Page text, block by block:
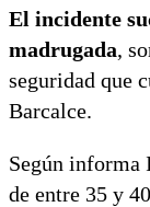
El incidente
madrugada,
seguridad que
Barcalce.
Según informa
de entre 35 y